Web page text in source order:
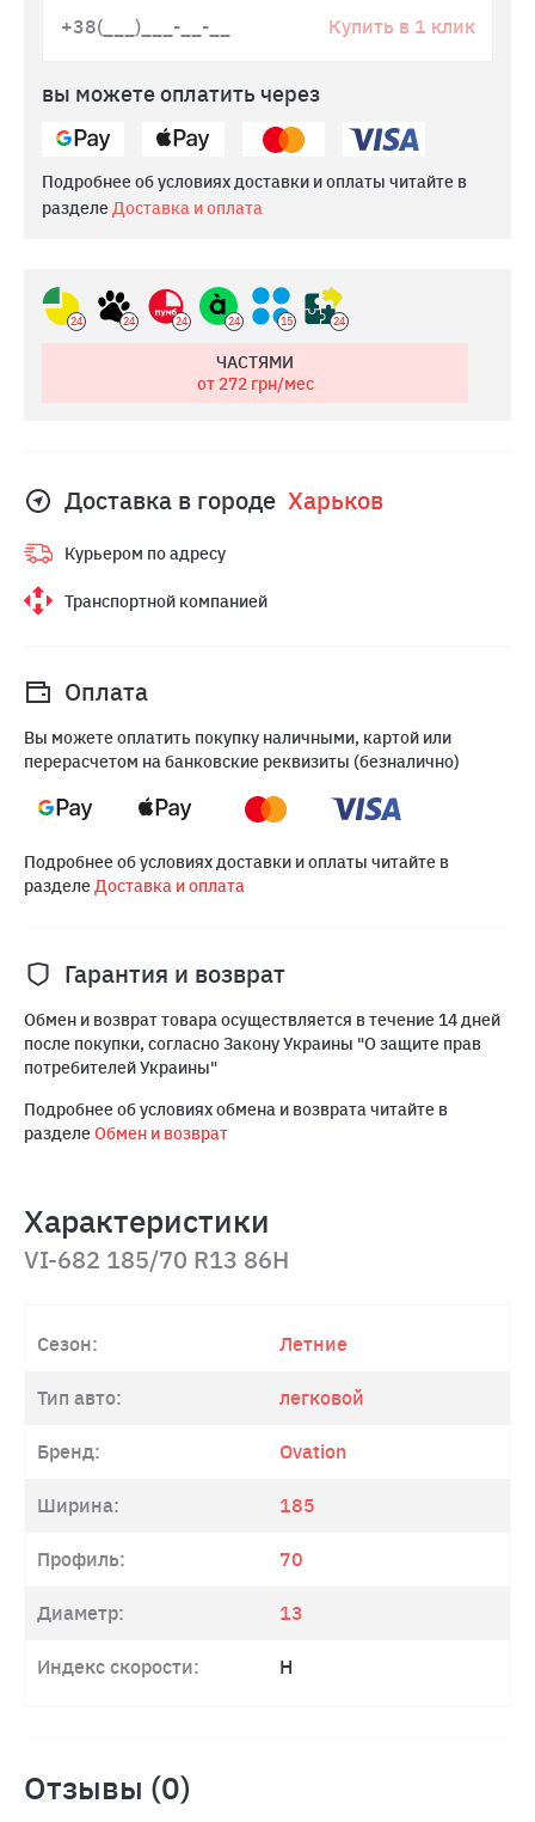
Купить в 1 клик
вы можете оплатить через
Подробнее об условиях доставки и оплаты читайте в
разделеДоставка и оплата
24 24 24 24 15 24
ЧАСТЯМИ
от 272грн/мес
Доставка в городе Харьков
Курьером по адресу
Транспортной компанией
Оплата
Вы можете оплатить покупку наличными, картой или
перерасчетом на банковские реквизиты (безналично)
Подробнее об условиях доставки и оплаты читайте в
разделеДоставка и оплата
Гарантия и возврат
Обмен и возврат товара осуществляется в течение 14 дней
после покупки, согласно Закону Украины "О защите прав
потребителей Украины"
Подробнее об условиях обмена и возврата читайте в
разделеОбмен и возврат
Характеристики
VI-682 185/70 R13 86H
Сезон: Летние
Тип авто: легковой
Бренд: Ovation
Ширина: 185
Профиль: 70
Диаметр: 13
Индекс скорости: H
Отзывы (0)